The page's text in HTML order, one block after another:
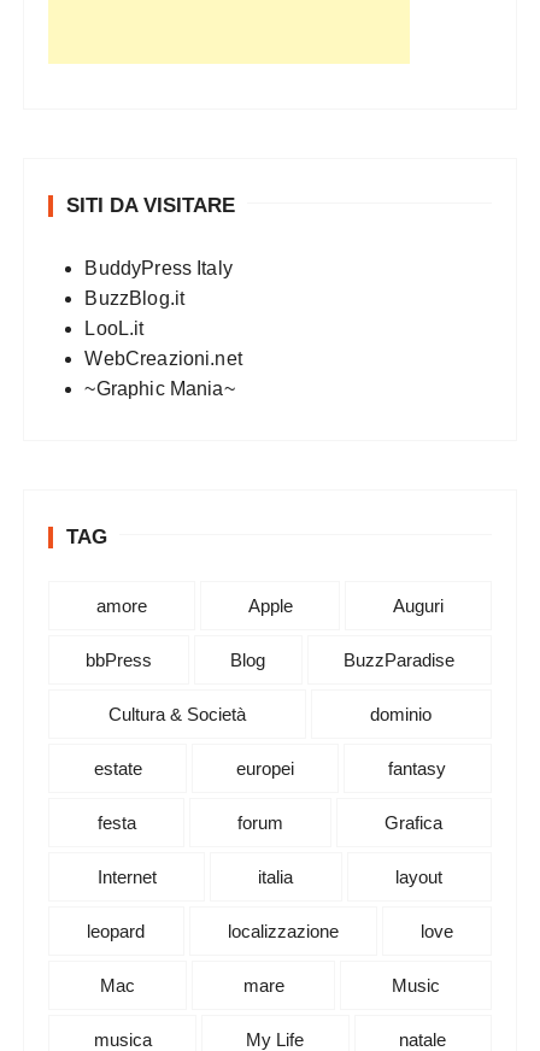
SITI DA VISITARE
BuddyPress Italy
BuzzBlog.it
LooL.it
WebCreazioni.net
~Graphic Mania~
TAG
amore Apple Auguri
bbPress Blog BuzzParadise
Cultura & Società dominio
estate europei fantasy
festa forum Grafica
Internet italia layout
leopard localizzazione love
Mac mare Music
musica My Life natale